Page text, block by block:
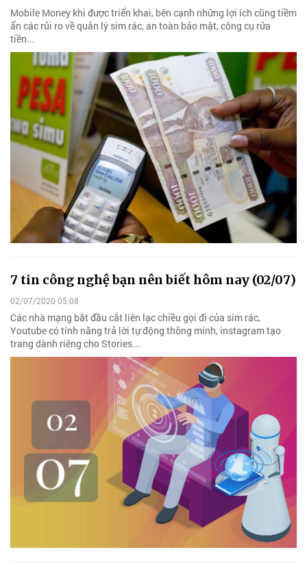
Mobile Money khi được triển khai, bên cạnh những lợi ích cũng tiềm
ẩn các rủi ro về quản lý sim rác, an toàn bảo mật, công cụ rửa
tiền...
7 tin công nghệ bạn nên biết hôm nay (02/07)
02/07/2020 05:08
Các nhà mạng bắt đầu cắt liên lạc chiều gọi đi của sim rác,
Youtube có tính năng trả lời tự động thông minh, instagram tạo
trang dành riêng cho Stories...